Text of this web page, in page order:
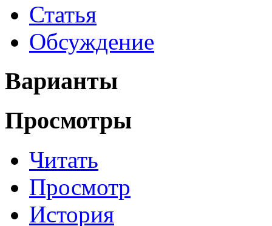
Статья
Обсуждение
Варианты
Просмотры
Читать
Просмотр
История